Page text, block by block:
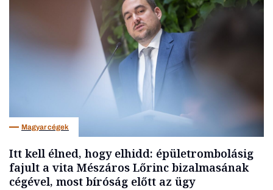
Magyar cégek
Itt kell élned, hogy elhidd: épületrombolásig
fajult a vita Mészáros Lőrinc bizalmasának
cégével, most bíróság előtt az ügy